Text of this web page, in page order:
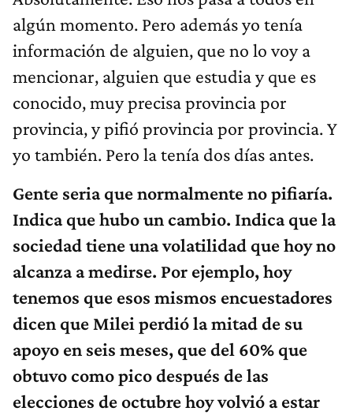
algún momento. Pero además yo tenía
información de alguien, que no lo voy a
mencionar, alguien que estudia y que es
conocido, muy precisa provincia por
provincia, y pifió provincia por provincia. Y
yo también. Pero la tenía dos días antes.
Gente seria que normalmente no pifiaría.
Indica que hubo un cambio. Indica que la
sociedad tiene una volatilidad que hoy no
alcanza a medirse. Por ejemplo, hoy
tenemos que esos mismos encuestadores
dicen que Milei perdió la mitad de su
apoyo en seis meses, que del 60% que
obtuvo como pico después de las
elecciones de octubre hoy volvió a estar